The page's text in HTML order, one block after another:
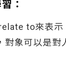
：
to來表
對象可以是對